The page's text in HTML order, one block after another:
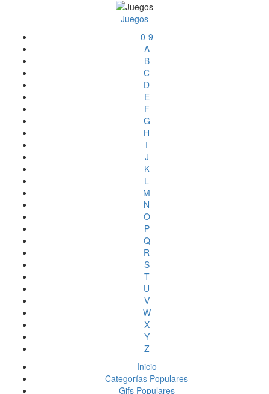
Juegos
0-9
A
B
C
D
E
F
G
H
I
J
K
L
M
N
O
P
Q
R
S
T
U
V
W
X
Y
Z
Inicio
Categorías Populares
Gifs Populares